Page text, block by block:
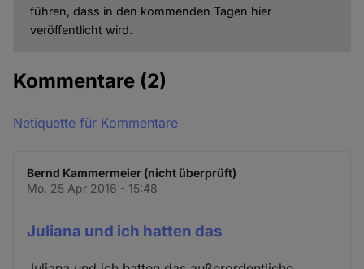
führen, dass in den kommenden Tagen hier
veröffentlicht wird.
Kommentare (2)
Netiquette für Kommentare
Bernd Kammermeier (nicht überprüft)
Mo. 25 Apr 2016 - 15:48
Juliana und ich hatten das